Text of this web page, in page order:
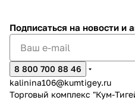
Подписаться на новости и
8 800 700 88 46
kalinina106@kumtigey.ru
Торговый комплекс "Кум-